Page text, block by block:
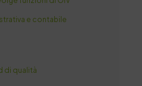
e contabile
di qualità